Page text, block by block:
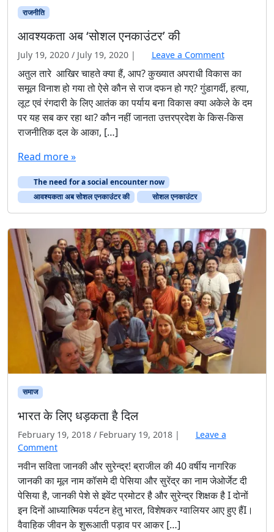
राजनीति
आवश्यकता अब ‘सोशल एनकाउंटर’ की
July 19, 2020 / July 19, 2020 | Leave a Comment
अतुल तारे आखिर चाहते क्या हैं, आप? कुख्यात अपराधी विकास का
समूल विनाश हो गया तो ऐसे कौन से राज दफन हो गए? गुंडागर्दी, हत्या,
लूट एवं रंगदारी के लिए आतंक का पर्याय बना विकास क्या अकेले के दम
पर यह सब कर रहा था? कौन नहीं जानता उत्तरप्रदेश के किस-किस
राजनीतिक दल के आका, […]
Read more »
The need for a social encounter now
आवश्यकता अब सोशल एनकाउंटर की
सोशल एनकाउंटर
समाज
भारत के लिए धड़कता है दिल
February 19, 2018 / February 19, 2018 |
Leave a
Comment
नवीन सविता जानकी और सुरेन्द्र! ब्राजील की 40 वर्षीय नागरिक
जानकी का मूल नाम कॉसमे दी पेसिया और सुरेंद्र का नाम जेओर्जेट दी
पेसिया है, जानकी पेशे से इवेंट प्रमोटर है और सुरेन्द्र शिक्षक है I दोनों
इन दिनों आध्यात्मिक पर्यटन हेतु भारत, विशेषकर ग्वालियर आए हुए हैंI।
वैवाहिक जीवन के शुरूआती पड़ाव पर आकर […]